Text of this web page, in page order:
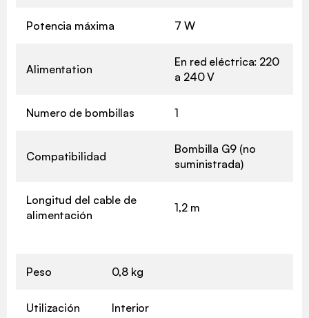
Potencia máxima 7 W
Alimentation
En red eléctrica: 220
a 240 V
Numero de bombillas 1
Compatibilidad
Bombilla G9 (no
suministrada)
Longitud del cable de
alimentación
1,2 m
Peso 0,8 kg
Utilización Interior